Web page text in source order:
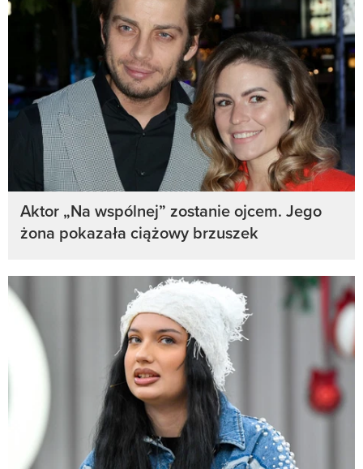
Aktor „Na wspólnej” zostanie ojcem. Jego
żona pokazała ciążowy brzuszek